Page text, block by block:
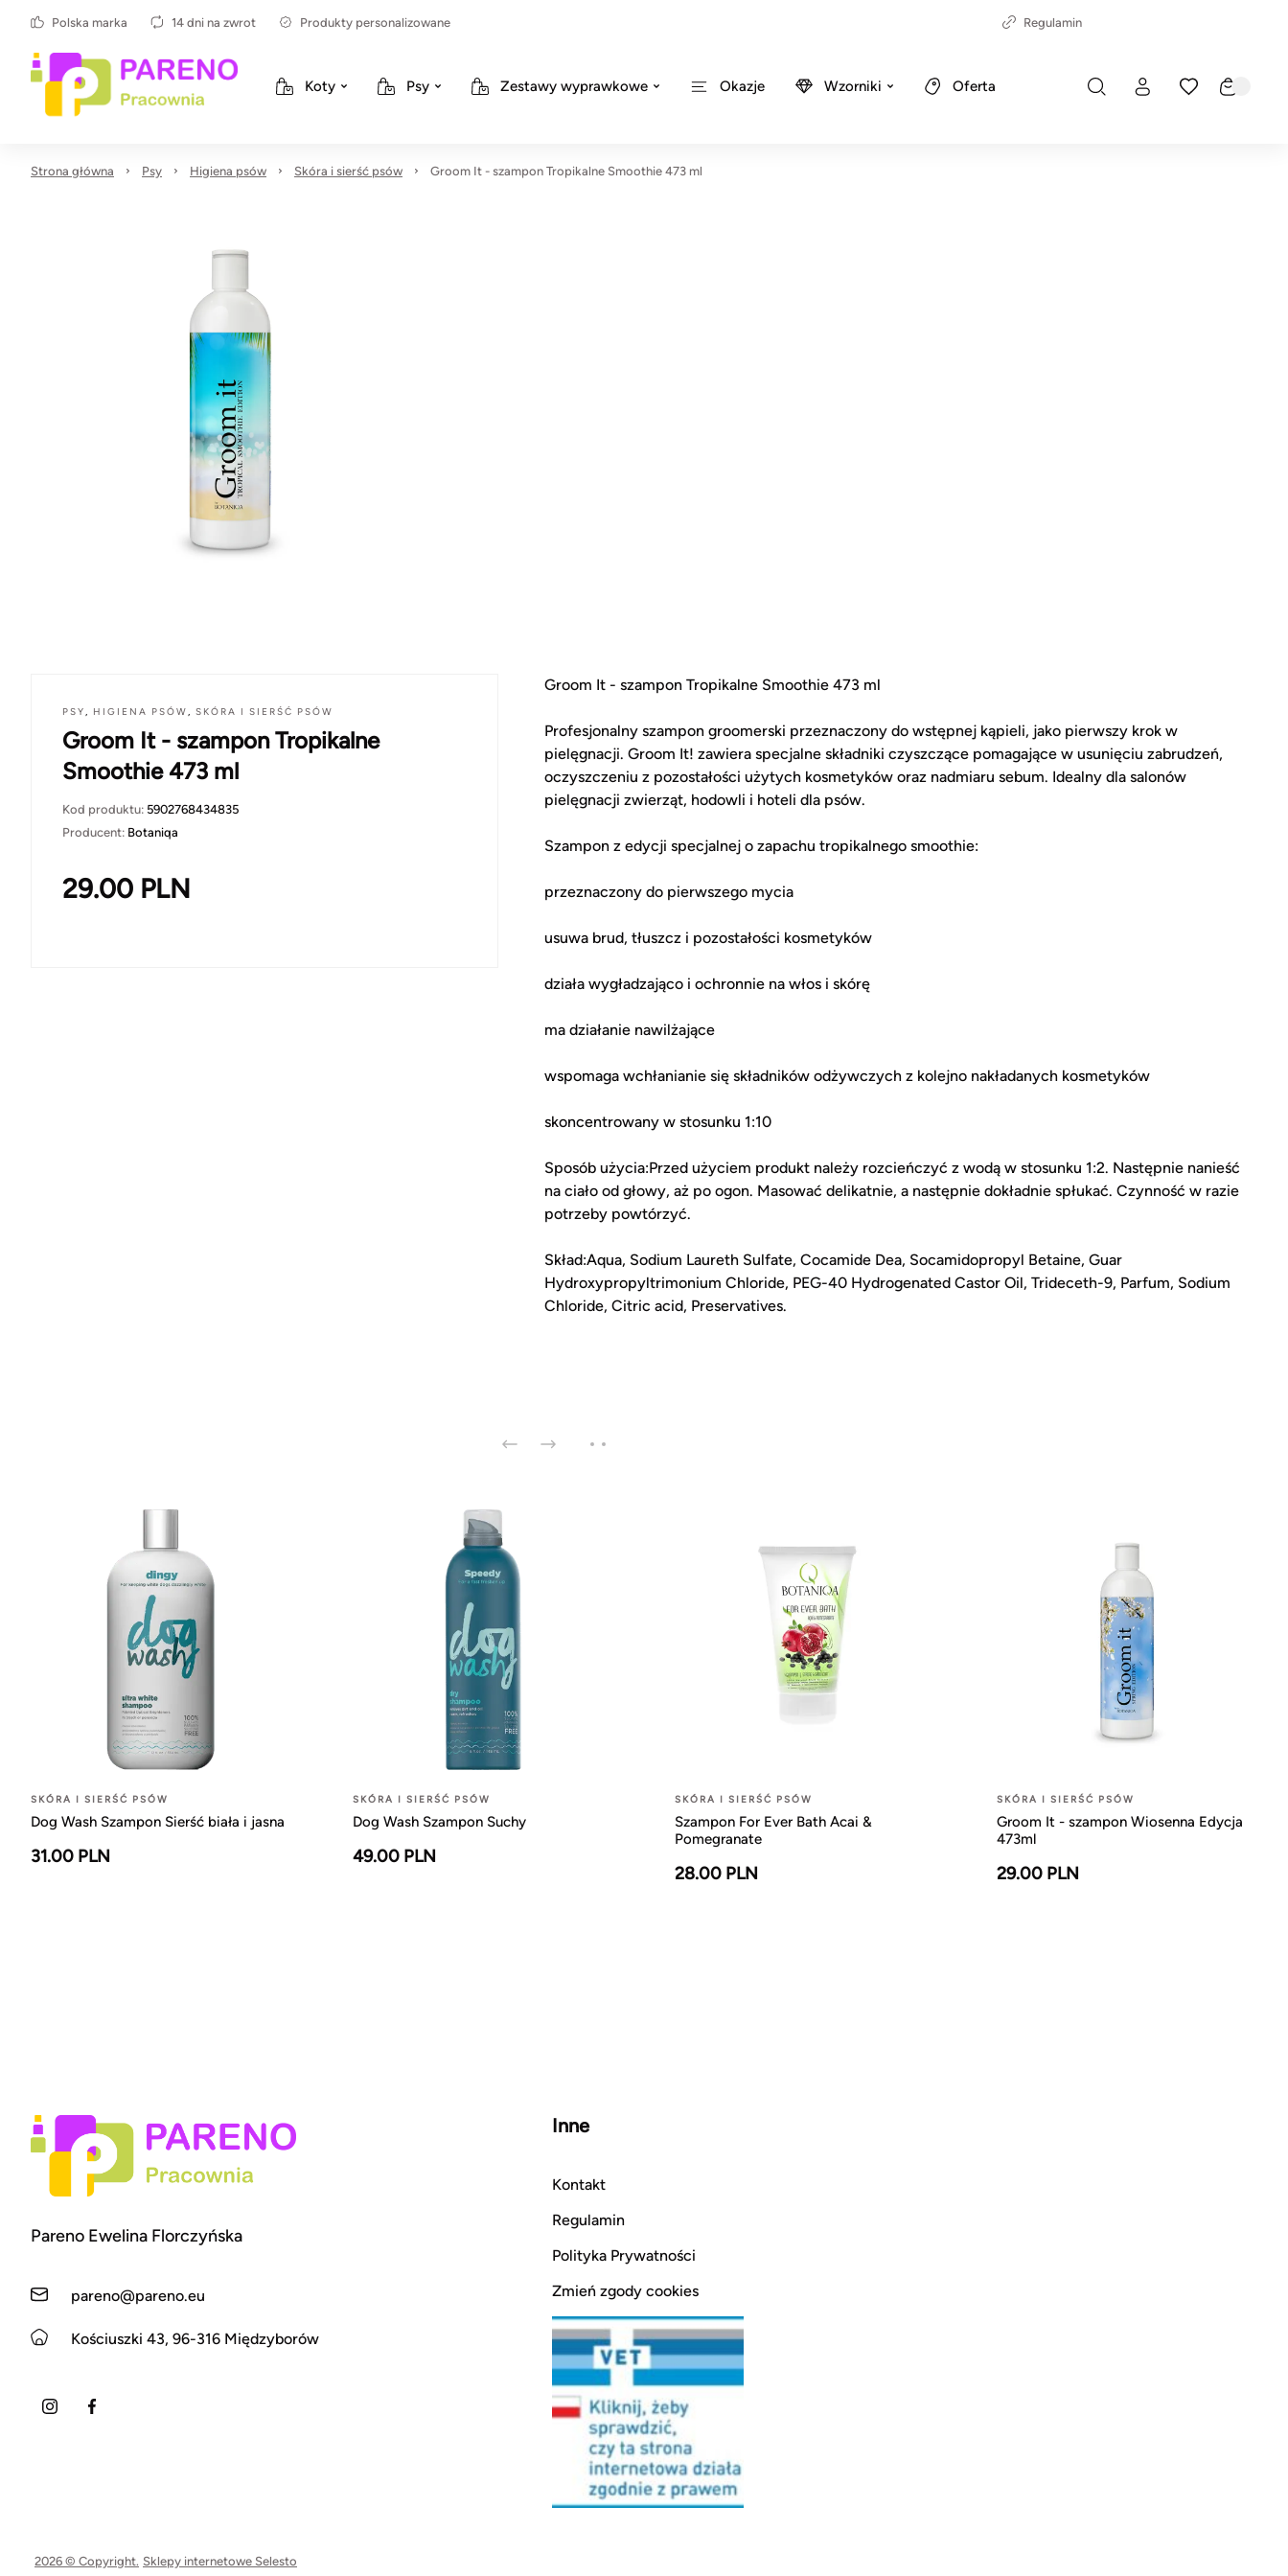
Polska marka 14 dni na zwrot Produkty personalizowane Regulamin
Koty Psy Zestawy wyprawkowe Okazje Wzorniki Oferta
Strona główna Psy Higiena psów Skóra i sierść psów Groom It - szampon Tropikalne Smoothie 473 ml
PSY, HIGIENA PSÓW, SKÓRA I SIERŚĆ PSÓW
Groom It - szampon Tropikalne
Smoothie 473 ml
Kod produktu: 5902768434835
Producent: Botaniqa
29.00 PLN
Groom It - szampon Tropikalne Smoothie 473 ml
Profesjonalny szampon groomerski przeznaczony do wstępnej kąpieli, jako pierwszy krok w
pielęgnacji. Groom It! zawiera specjalne składniki czyszczące pomagające w usunięciu zabrudzeń,
oczyszczeniu z pozostałości użytych kosmetyków oraz nadmiaru sebum. Idealny dla salonów
pielęgnacji zwierząt, hodowli i hoteli dla psów.
Szampon z edycji specjalnej o zapachu tropikalnego smoothie:
przeznaczony do pierwszego mycia
usuwa brud, tłuszcz i pozostałości kosmetyków
działa wygładzająco i ochronnie na włos i skórę
ma działanie nawilżające
wspomaga wchłanianie się składników odżywczych z kolejno nakładanych kosmetyków
skoncentrowany w stosunku 1:10
Sposób użycia:Przed użyciem produkt należy rozcieńczyć z wodą w stosunku 1:2. Następnie nanieść
na ciało od głowy, aż po ogon. Masować delikatnie, a następnie dokładnie spłukać. Czynność w razie
potrzeby powtórzyć.
Skład:Aqua, Sodium Laureth Sulfate, Cocamide Dea, Socamidopropyl Betaine, Guar
Hydroxypropyltrimonium Chloride, PEG-40 Hydrogenated Castor Oil, Trideceth-9, Parfum, Sodium
Chloride, Citric acid, Preservatives.
SKÓRA I SIERŚĆ PSÓW
Dog Wash Szampon Sierść biała i jasna
31.00 PLN
SKÓRA I SIERŚĆ PSÓW
Dog Wash Szampon Suchy
49.00 PLN
SKÓRA I SIERŚĆ PSÓW
Szampon For Ever Bath Acai &
Pomegranate
28.00 PLN
SKÓRA I SIERŚĆ PSÓW
Groom It - szampon Wiosenna Edycja
473ml
29.00 PLN
Pareno Ewelina Florczyńska
pareno@pareno.eu
Kościuszki 43, 96-316 Międzyborów
Inne
Kontakt
Regulamin
Polityka Prywatności
Zmień zgody cookies
2026 © Copyright. Sklepy internetowe Selesto